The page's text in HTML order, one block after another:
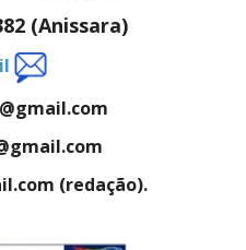
(Anissara)
(redação).